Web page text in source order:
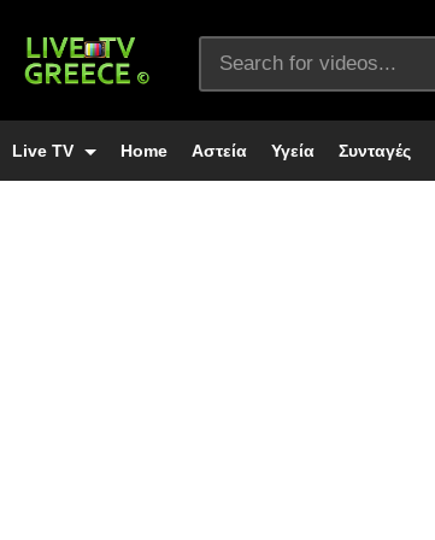
Live TV Home Αστεία Υγεία Συνταγές